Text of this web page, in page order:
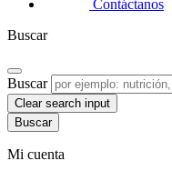
Contáctanos
Buscar
Buscar
Clear search input
Mi cuenta